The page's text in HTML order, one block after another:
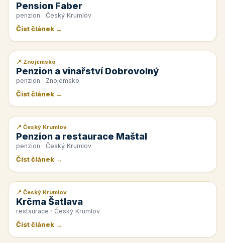
Pension Faber
penzion · Český Krumlov
Číst článek →
📰 PR článek
📍 Znojemsko
Penzion a vinařství Dobrovolný
penzion · Znojemsko
Číst článek →
📰 PR článek
📍 Český Krumlov
Penzion a restaurace Maštal
penzion · Český Krumlov
Číst článek →
📰 PR článek
📍 Český Krumlov
Krčma Šatlava
restaurace · Český Krumlov
Číst článek →